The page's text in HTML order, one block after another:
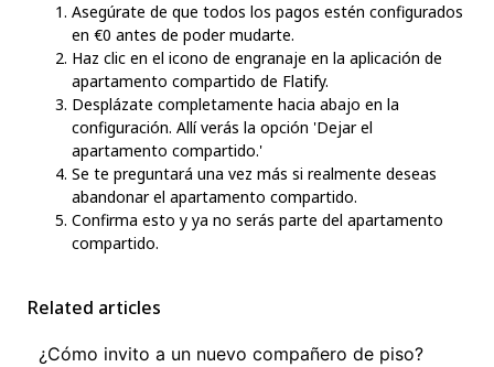
Asegúrate de que todos los pagos estén configurados
en €0 antes de poder mudarte.
Haz clic en el icono de engranaje en la aplicación de
apartamento compartido de Flatify.
Desplázate completamente hacia abajo en la
configuración. Allí verás la opción 'Dejar el
apartamento compartido.'
Se te preguntará una vez más si realmente deseas
abandonar el apartamento compartido.
Confirma esto y ya no serás parte del apartamento
compartido.
Related articles
¿Cómo invito a un nuevo compañero de piso?